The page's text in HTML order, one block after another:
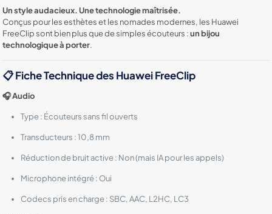
Un style audacieux. Une technologie maîtrisée.
Conçus pour les esthètes et les nomades modernes, les Huawei
FreeClip sont bien plus que de simples écouteurs :un bijou
technologique à porter.
📋Fiche Technique des Huawei FreeClip
🎧 Audio
Type : Écouteurs sans fil ouverts
Transducteurs : 10,8 mm
Réduction de bruit active : Non (mais IA pour les appels)
Microphone intégré : Oui
Codecs pris en charge : SBC, AAC, L2HC, LC3